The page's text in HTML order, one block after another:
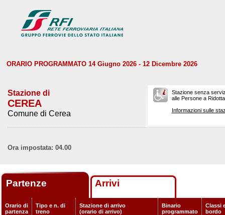
ORARIO PROGRAMMATO 14 Giugno 2026 - 12 Dicembre 2026
Stazione di
CEREA
Comune di Cerea
Stazione senza
alle Persone a
Informazioni sulle
Ora impostata: 04.00
Partenze Arrivi
Orario di
partenza
Tipo e n. di
treno
Stazione di arrivo
(orario di arrivo)
Binario
programmato
Classi
bordo